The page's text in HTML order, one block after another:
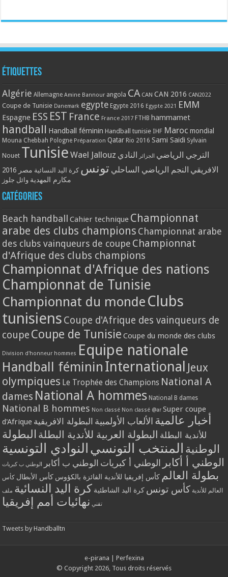
Étiquettes
Algérie Allemagne Amine Bannour angola CA CAN CAN 2016 CAN2022
Coupe de Tunisie Danemark egypte Egypte 2016 Egypte 2021 EMM
Espagne ESS EST France France 2017 FTHB hammamet
handball Handball féminin Handball tunisie IHF Maroc mondial
Mouna Chebbah Pologne Préparation Qatar Rio 2016 Sami Saidi Sylvain
Nouet Tunisie Wael Jallouz الترجي الرياضي الجزائر النادي
الافريقي النجم الرياضي الساحلي تونس كرة اليد النسائية مصر 2016
مكارم المهدية وائل جلوز
Catégories
Beach handball Cahier technique Championnat
arabe des clubs champions Championnat arabe
des clubs vainqueurs de coupe Championnat
d'Afrique des clubs champions
Championnat d'Afrique des nations
Championnat de Tunisie
Championnat du monde Clubs
tunisiens Coupe d'Afrique des vainqueurs de
coupe Coupe de Tunisie Coupe du monde des clubs
Division d'honneur hommes Equipe nationale
Handball féminin International Jeux
olympiques Le Trophée des Champions National A
dames National A hommes National B dames
National B hommes Non classé Non classé @ar Super coupe
d'Afrique
أخبار عالمية الألعاب الأولمبية البطولة الافريقية
للأندية البطلة البطولة العربية للأندية البطلة البطولة
الوطنية المنتخب التونسي النوادي التونسية
الوطني أ أكابر الوطني أ كبريات الوطني ب أكابر الوطني ب كبريات
بطولة العالم كأس إفريقيا للأندية الفائزة بالكؤوس كأس الأبطال كأس
العالم للأندية كأس تونس كرة اليد الشاطئية كرة اليد النسائية ملف
تقني نهائيات أمم إفريقيا
Tweets by Handballtn
e-pirana
Perfexina
© Copyright 2026, Tous droits réservés